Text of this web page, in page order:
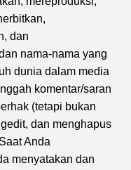
dan
nama-nama yang
dunia dalam media
komentar/saran
(tetapi bukan
dan menghapus
Anda
menyatakan dan